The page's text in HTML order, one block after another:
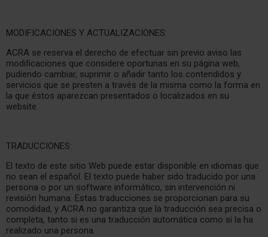
MODIFICACIONES Y ACTUALIZACIONES:
ACRA se reserva el derecho de efectuar sin previo aviso las
modificaciones que considere oportunas en su página web,
pudiendo cambiar, suprimir o añadir tanto los contendidos y
servicios que se presten a través de la misma como la forma en
la que éstos aparezcan presentados o localizados en su
website.
TRADUCCIONES:
El texto de este sitio Web puede estar disponible en idiomas que
no sean el español. El texto puede haber sido traducido por una
persona o por un software informático, sin intervención ni
revisión humana. Estas traducciones se proporcionan para su
comodidad, y ACRA no garantiza que la traducción sea precisa o
completa, tanto si es una traducción automática como si la ha
realizado una persona.